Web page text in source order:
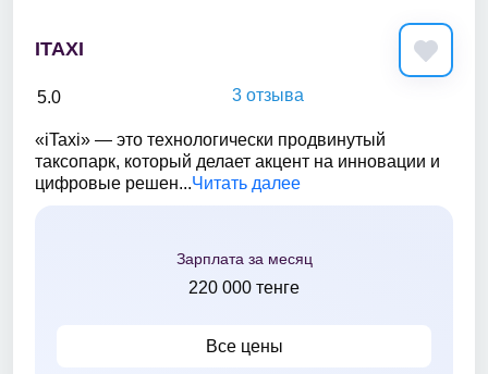
ITAXI
5.0 3 отзыва
«iTaxi» — это технологически продвинутый
таксопарк, который делает акцент на инновации и
цифровые решен...Читать далее
Зарплата за месяц
220 000 тенге
Все цены